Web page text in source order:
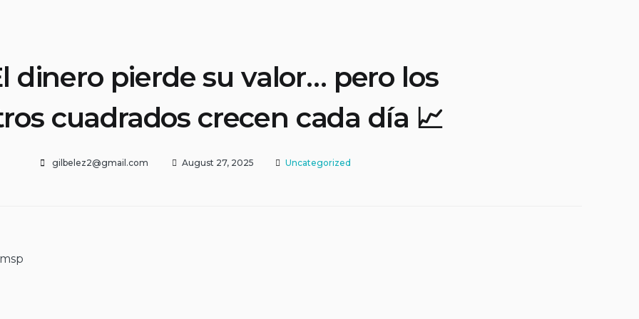
dinero pierde su valor… pero los
cuadrados crecen cada día 📈
gilbelez2@gmail.com August 27, 2025 Uncategorized